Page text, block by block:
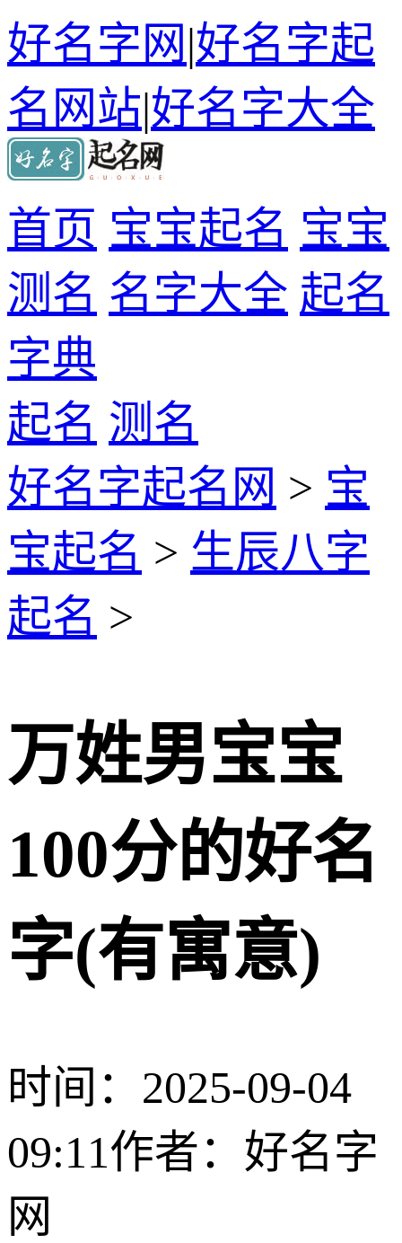
好名字网|好名字起
名网站|好名字大全
首页 宝宝起名 宝宝
测名 名字大全 起名
字典
起名 测名
好名字起名网 > 宝
宝起名 > 生辰八字
起名 >
万姓男宝宝
100分的好名
字(有寓意)
时间：2025-09-04
09:11作者：好名字
网